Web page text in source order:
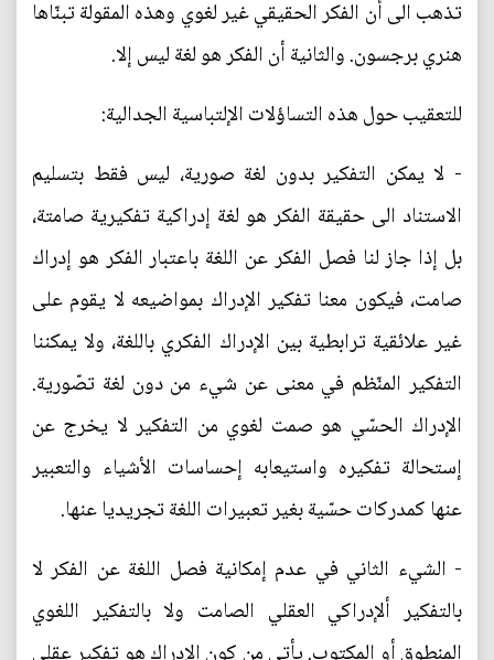
تذهب الى أن الفكر الحقيقي غير لغوي وهذه المقولة تبنّاها
هنري برجسون. والثانية أن الفكر هو لغة ليس إلا.
للتعقيب حول هذه التساؤلات الإلتباسية الجدالية:
- لا يمكن التفكير بدون لغة صورية، ليس فقط بتسليم
الاستناد الى حقيقة الفكر هو لغة إدراكية تفكيرية صامتة،
بل إذا جاز لنا فصل الفكر عن اللغة باعتبار الفكر هو إدراك
صامت، فيكون معنا تفكير الإدراك بمواضيعه لا يقوم على
غير علائقية ترابطية بين الإدراك الفكري باللغة، ولا يمكننا
التفكير المنّظم في معنى عن شيء من دون لغة تصّورية.
الإدراك الحسّي هو صمت لغوي من التفكير لا يخرج عن
إستحالة تفكيره واستيعابه إحساسات الأشياء والتعبير
عنها كمدركات حسّية بغير تعبيرات اللغة تجريديا عنها.
- الشيء الثاني في عدم إمكانية فصل اللغة عن الفكر لا
بالتفكير ألإدراكي العقلي الصامت ولا بالتفكير اللغوي